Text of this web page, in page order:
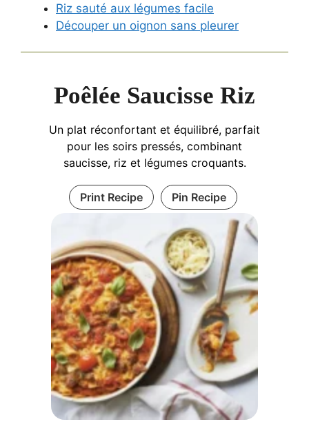
Riz sauté aux légumes facile
Découper un oignon sans pleurer
Poêlée Saucisse Riz
Un plat réconfortant et équilibré, parfait
pour les soirs pressés, combinant
saucisse, riz et légumes croquants.
Print Recipe Pin Recipe